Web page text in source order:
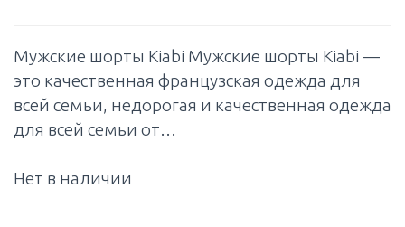
Мужские шорты Kiabi Мужские шорты Kiabi —
это качественная французская одежда для
всей семьи, недорогая и качественная одежда
для всей семьи от…
Нет в наличии